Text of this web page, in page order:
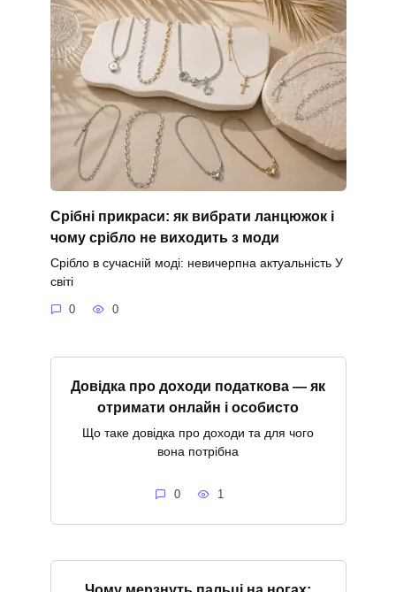
Срібні прикраси: як вибрати ланцюжок і
чому срібло не виходить з моди
Срібло в сучасній моді: невичерпна актуальність У
світі
0 0
Довідка про доходи податкова — як
отримати онлайн і особисто
Що таке довідка про доходи та для чого
вона потрібна
0 1